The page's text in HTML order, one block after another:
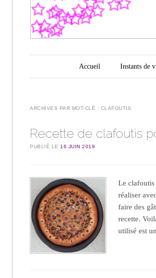
Menu principal
Aller au contenu
Accueil Instants de
ARCHIVES PAR MOT-CLÉ : CLAFOUTIS
Recette de clafoutis
PUBLIÉ LE16 JUIN 2019
Le clafoutis
réaliser
faire des
recette.
utilisé est